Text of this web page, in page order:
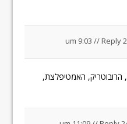
//Reply
אכן מרגש בכל רכיבה ה-10, הרובוטריק, האמטיפלצת,